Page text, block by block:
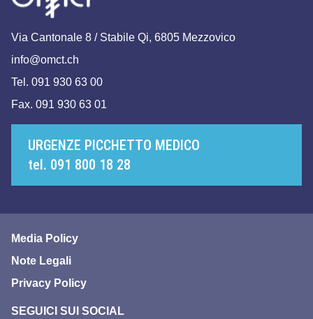
Via Cantonale 8 / Stabile Qi, 6805 Mezzovico
info@omct.ch
Tel. 091 930 63 00
Fax. 091 930 63 01
URGENZE PICCHETTO MEDICO
tel. 091 800 18 28
Media Policy
Note Legali
Privacy Policy
SEGUICI SUI SOCIAL